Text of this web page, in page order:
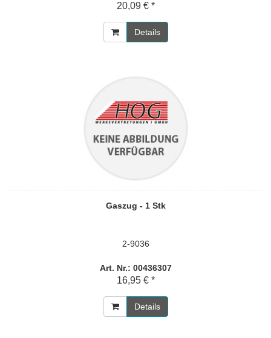
20,09 € *
Details
Gaszug - 1 Stk
2-9036
Art. Nr.: 00436307
16,95 € *
Details